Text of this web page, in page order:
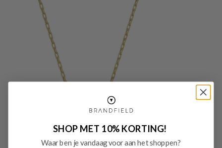
SHOP MET 10% KORTING!
Waar ben je vandaag voor aan het shoppen?